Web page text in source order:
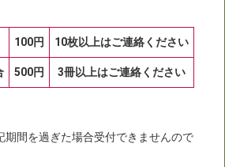
100円 10枚以上はご連絡ください
500円 3冊以上はご連絡ください
期間を過ぎた場合受付できませんので